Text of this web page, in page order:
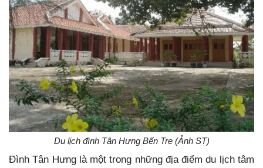
Du lịch đình Tân Hưng Bến Tre (Ảnh ST)
Đình Tân Hưng là một trong những địa điểm du lịch tâm